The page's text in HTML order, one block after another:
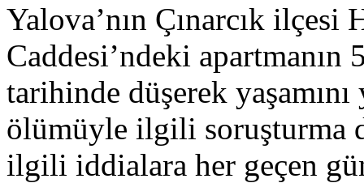
Yalova’nın Çınarcık
Caddesi’ndeki
tarihinde düşerek
ölümüyle ilgili soruşturma
ilgili iddialara her geçen